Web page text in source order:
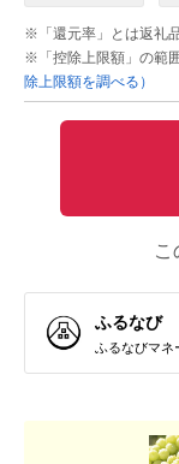
※「還元率」とは返礼
※「控除上限額」の範
除上限額を調べる）
こ
ふるなび
ふるなびマネ